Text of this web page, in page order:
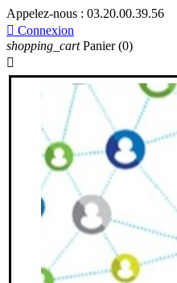
Appelez-nous : 03.20.00.39.56
 Connexion
shopping_cart Panier (0)
